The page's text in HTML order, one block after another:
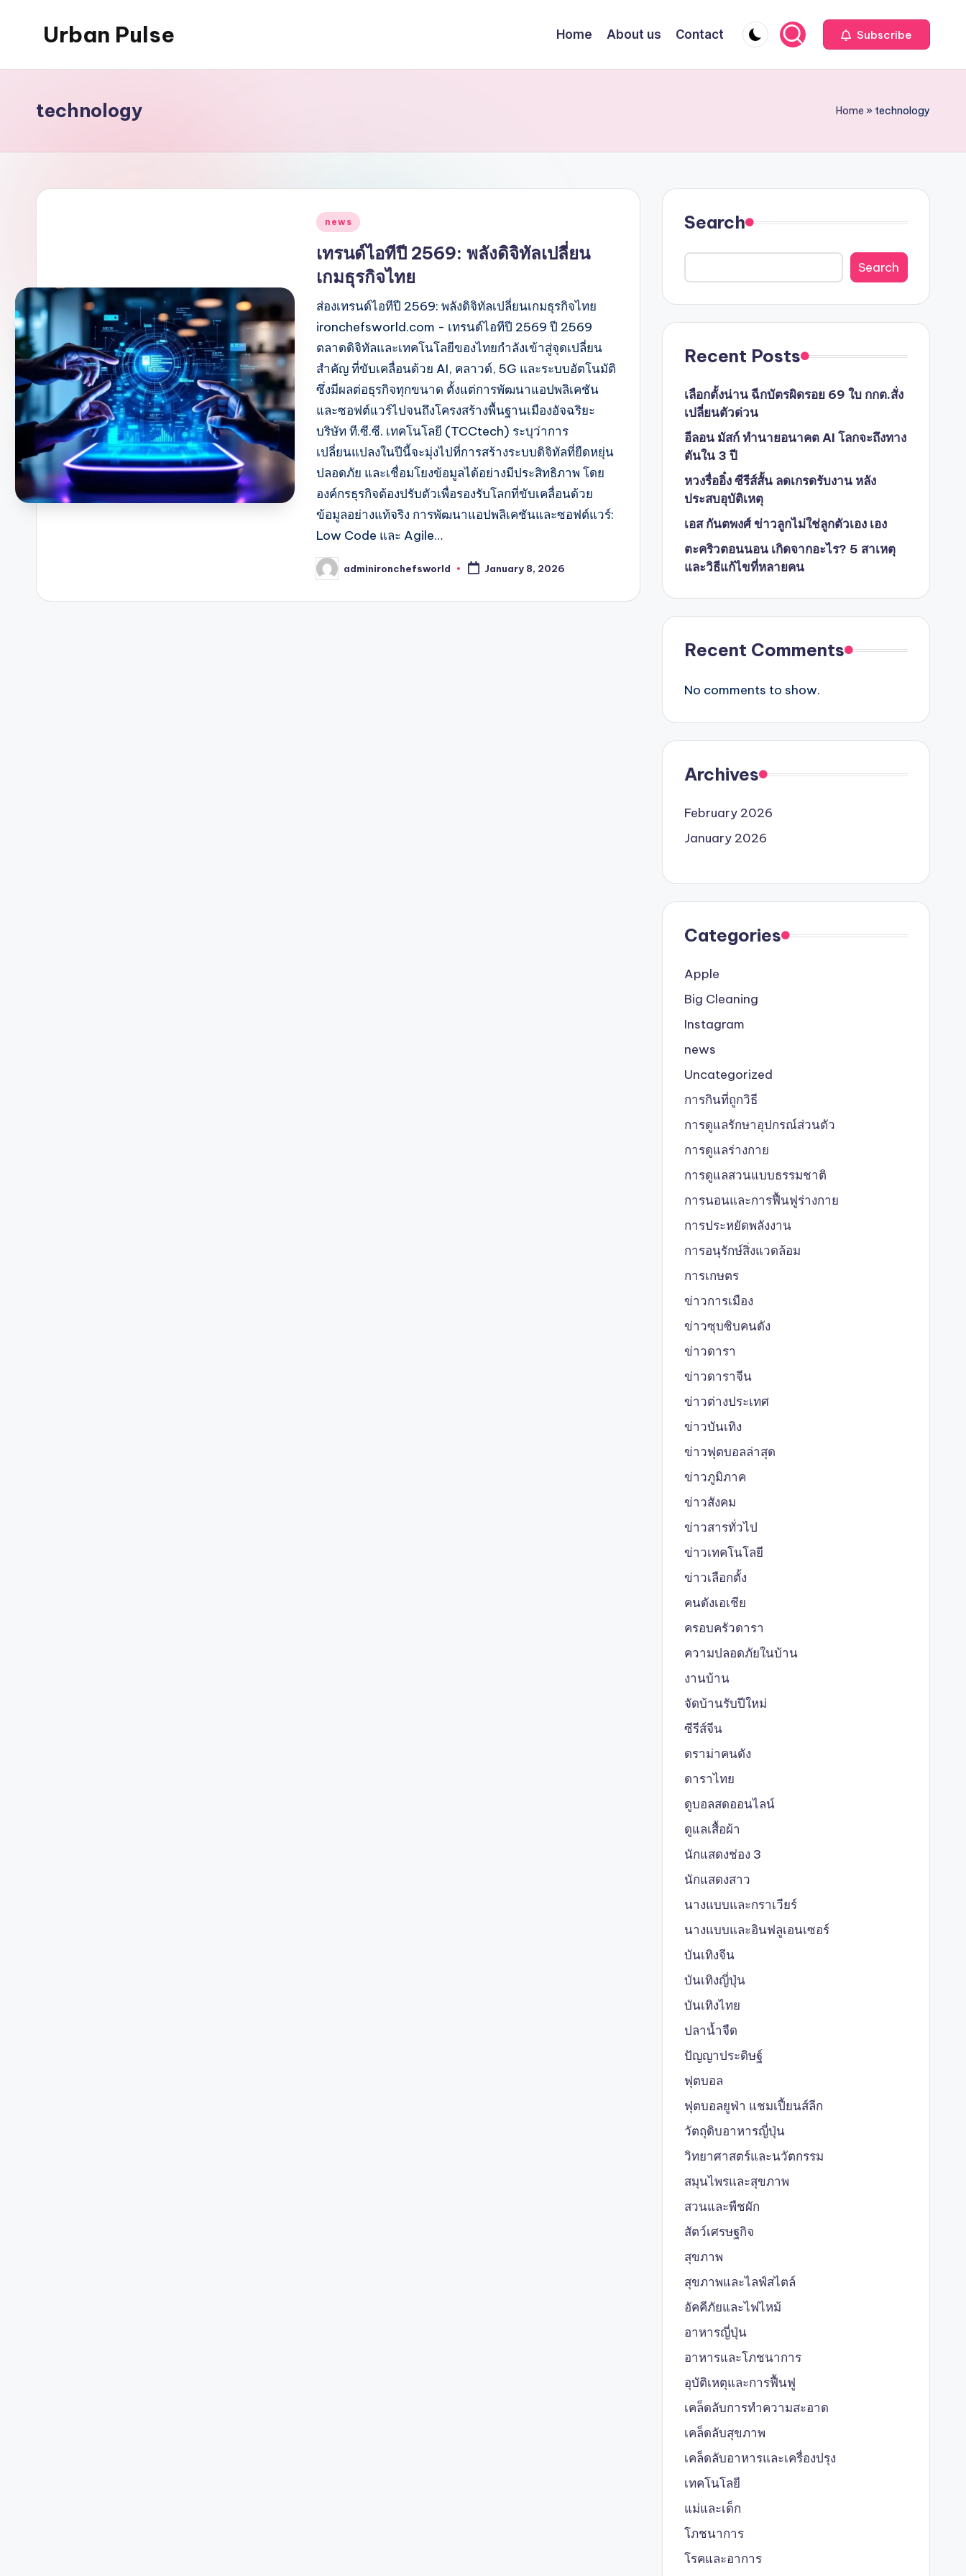
Urban Pulse Home About us Contact Subscribe
technology Home » technology
Posted
news
เทรนด์ไอทีปี 2569: พลังดิจิทัลเปลี่ยน
เกมธุรกิจไทย
ส่องเทรนด์ไอทีปี 2569: พลังดิจิทัลเปลี่ยนเกมธุรกิจไทย
ironchefsworld.com - เทรนด์ไอทีปี 2569 ปี 2569
ตลาดดิจิทัลและเทคโนโลยีของไทยกำลังเข้าสู่จุดเปลี่ยน
สำคัญ ที่ขับเคลื่อนด้วย AI, คลาวด์, 5G และระบบอัตโนมัติ
ซึ่งมีผลต่อธุรกิจทุกขนาด ตั้งแต่การพัฒนาแอปพลิเคชัน
และซอฟต์แวร์ไปจนถึงโครงสร้างพื้นฐานเมืองอัจฉริยะ
บริษัท ที.ซี.ซี. เทคโนโลยี (TCCtech) ระบุว่าการ
เปลี่ยนแปลงในปีนี้จะมุ่งไปที่การสร้างระบบดิจิทัลที่ยืดหยุ่น
ปลอดภัย และเชื่อมโยงข้อมูลได้อย่างมีประสิทธิภาพ โดย
องค์กรธุรกิจต้องปรับตัวเพื่อรองรับโลกที่ขับเคลื่อนด้วย
ข้อมูลอย่างแท้จริง การพัฒนาแอปพลิเคชันและซอฟต์แวร์:
Low Code และ Agile…
Posted
by
adminironchefsworld January 8, 2026
Search
Search
Recent Posts
เลือกตั้งน่าน ฉีกบัตรผิดรอย 69 ใบ กกต.สั่ง
เปลี่ยนตัวด่วน
อีลอน มัสก์ ทำนายอนาคต AI โลกจะถึงทาง
ตันใน 3 ปี
หวงรื่ออิ๋ง ซีรีส์สั้น ลดเกรดรับงาน หลัง
ประสบอุบัติเหตุ
เอส กันตพงศ์ ข่าวลูกไม่ใช่ลูกตัวเอง เอง
ตะคริวตอนนอน เกิดจากอะไร? 5 สาเหตุ
และวิธีแก้ไขที่หลายคน
Recent Comments
No comments to show.
Archives
February 2026
January 2026
Categories
Apple
Big Cleaning
Instagram
news
Uncategorized
การกินที่ถูกวิธี
การดูแลรักษาอุปกรณ์ส่วนตัว
การดูแลร่างกาย
การดูแลสวนแบบธรรมชาติ
การนอนและการฟื้นฟูร่างกาย
การประหยัดพลังงาน
การอนุรักษ์สิ่งแวดล้อม
การเกษตร
ข่าวการเมือง
ข่าวซุบซิบคนดัง
ข่าวดารา
ข่าวดาราจีน
ข่าวต่างประเทศ
ข่าวบันเทิง
ข่าวฟุตบอลล่าสุด
ข่าวภูมิภาค
ข่าวสังคม
ข่าวสารทั่วไป
ข่าวเทคโนโลยี
ข่าวเลือกตั้ง
คนดังเอเชีย
ครอบครัวดารา
ความปลอดภัยในบ้าน
งานบ้าน
จัดบ้านรับปีใหม่
ซีรีส์จีน
ดราม่าคนดัง
ดาราไทย
ดูบอลสดออนไลน์
ดูแลเสื้อผ้า
นักแสดงช่อง 3
นักแสดงสาว
นางแบบและกราเวียร์
นางแบบและอินฟลูเอนเซอร์
บันเทิงจีน
บันเทิงญี่ปุ่น
บันเทิงไทย
ปลาน้ำจืด
ปัญญาประดิษฐ์
ฟุตบอล
ฟุตบอลยูฟ่า แชมเปี้ยนส์ลีก
วัตถุดิบอาหารญี่ปุ่น
วิทยาศาสตร์และนวัตกรรม
สมุนไพรและสุขภาพ
สวนและพืชผัก
สัตว์เศรษฐกิจ
สุขภาพ
สุขภาพและไลฟ์สไตล์
อัคคีภัยและไฟไหม้
อาหารญี่ปุ่น
อาหารและโภชนาการ
อุบัติเหตุและการฟื้นฟู
เคล็ดลับการทำความสะอาด
เคล็ดลับสุขภาพ
เคล็ดลับอาหารและเครื่องปรุง
เทคโนโลยี
แม่และเด็ก
โภชนาการ
โรคและอาการ